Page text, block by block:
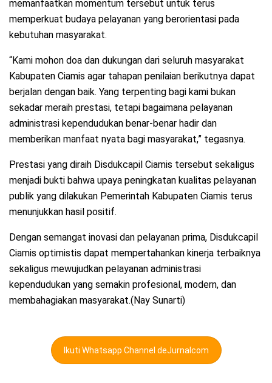
memanfaatkan momentum tersebut untuk terus
memperkuat budaya pelayanan yang berorientasi pada
kebutuhan masyarakat.
“Kami mohon doa dan dukungan dari seluruh masyarakat
Kabupaten Ciamis agar tahapan penilaian berikutnya dapat
berjalan dengan baik. Yang terpenting bagi kami bukan
sekadar meraih prestasi, tetapi bagaimana pelayanan
administrasi kependudukan benar-benar hadir dan
memberikan manfaat nyata bagi masyarakat,” tegasnya.
Prestasi yang diraih Disdukcapil Ciamis tersebut sekaligus
menjadi bukti bahwa upaya peningkatan kualitas pelayanan
publik yang dilakukan Pemerintah Kabupaten Ciamis terus
menunjukkan hasil positif.
Dengan semangat inovasi dan pelayanan prima, Disdukcapil
Ciamis optimistis dapat mempertahankan kinerja terbaiknya
sekaligus mewujudkan pelayanan administrasi
kependudukan yang semakin profesional, modern, dan
membahagiakan masyarakat.(Nay Sunarti)
Ikuti Whatsapp Channel deJurnalcom